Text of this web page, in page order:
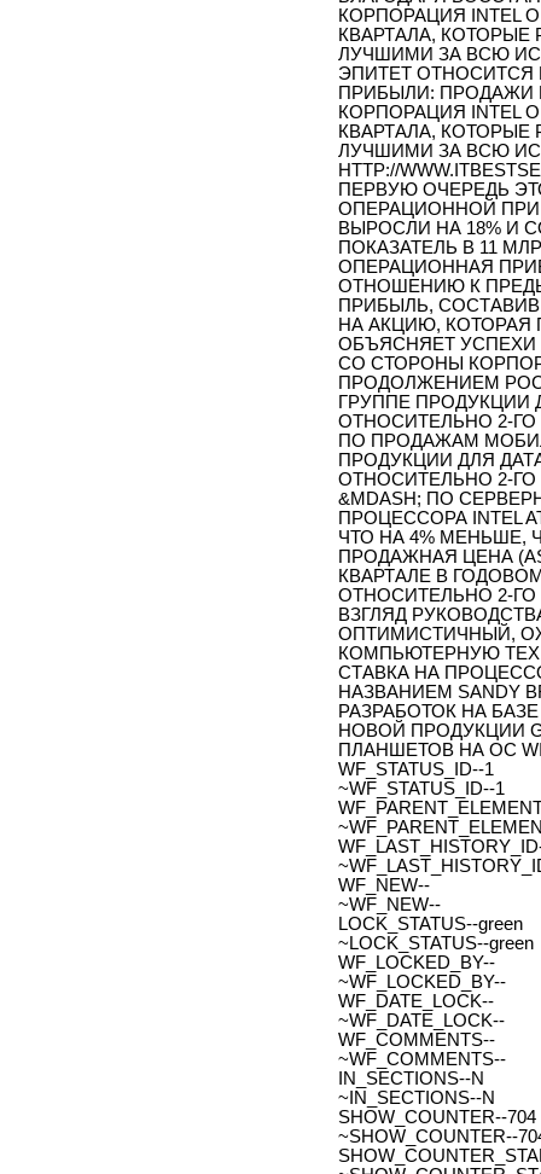
КОРПОРАЦИЯ INTEL
КВАРТАЛА,
ЛУЧШИМИ ЗА ВСЮ
ЭПИТЕТ
ПРИБЫЛИ: ПРОДАЖИ
КОРПОРАЦИЯ INTEL
КВАРТАЛА,
ЛУЧШИМИ ЗА ВСЮ
HTTP://
ПЕРВУЮ ОЧЕРЕДЬ
ОПЕРАЦИОННОЙ
ВЫРОСЛИ НА 18% И
ПОКАЗАТЕЛЬ В 11
ОПЕРАЦИОННАЯ
ОТНОШЕНИЮ К
ПРИБЫЛЬ,
НА АКЦИЮ, КОТОРАЯ
ОБЪЯСНЯЕТ УСПЕХИ
СО СТОРОНЫ
ПРОДОЛЖЕНИЕМ
ГРУППЕ ПРОДУКЦИИ
ОТНОСИТЕЛЬНО 2-
ПО ПРОДАЖАМ
ПРОДУКЦИИ ДЛЯ
ОТНОСИТЕЛЬНО 2-ГО
&MDASH; ПО
ПРОЦЕССОРА INTEL
ЧТО НА 4% МЕНЬШЕ,
ПРОДАЖНАЯ ЦЕНА
КВАРТАЛЕ В
ОТНОСИТЕЛЬНО 2-ГО
ВЗГЛЯД
ОПТИМИСТИЧНЫЙ,
КОМПЬЮТЕРНУЮ
СТАВКА НА
НАЗВАНИЕМ SANDY
РАЗРАБОТОК НА
НОВОЙ ПРОДУКЦИИ
ПЛАНШЕТОВ НА ОС
WF_STATUS_ID--1
~WF_STATUS_ID--1
WF_NEW--
~WF_NEW--
LOCK_STATUS--green
~LOCK_STATUS--green
WF_LOCKED_BY--
~WF_LOCKED_BY--
WF_DATE_LOCK--
~WF_DATE_LOCK--
WF_COMMENTS--
~WF_COMMENTS--
IN_SECTIONS--N
~IN_SECTIONS--N
SHOW_COUNTER--704
~SHOW_COUNTER--